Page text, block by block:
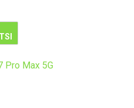
Pro Max 5G